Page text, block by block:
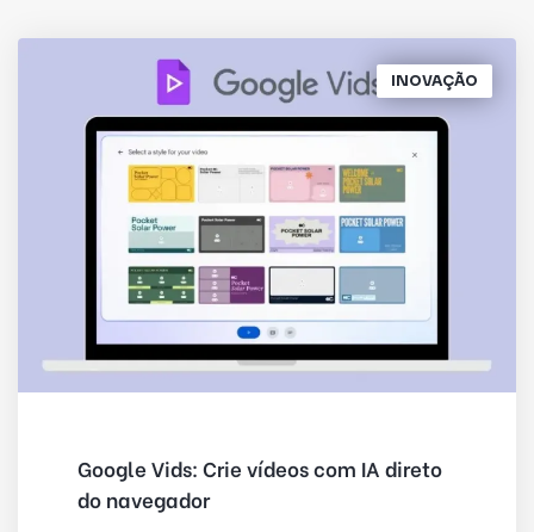
INOVAÇÃO
Google Vids: Crie vídeos com IA direto
do navegador